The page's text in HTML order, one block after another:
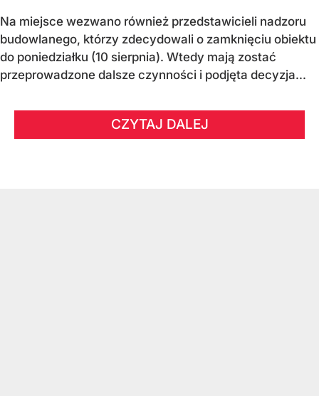
Na miejsce wezwano również przedstawicieli nadzoru
budowlanego, którzy zdecydowali o zamknięciu obiektu
do poniedziałku (10 sierpnia). Wtedy mają zostać
przeprowadzone dalsze czynności i podjęta decyzja...
CZYTAJ DALEJ